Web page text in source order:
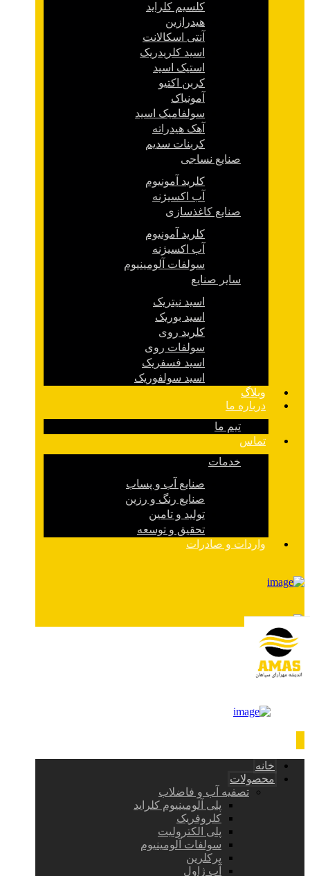
کلسیم کلراید
هیدرازین
آنتی اسکالانت
اسید کلریدریک
استیک اسید
کربن اکتیو
آمونیاک
سولفامیک اسید
آهک هیدراته
کربنات سدیم
صنایع نساجی
کلرید آمونیوم
آب اکسیژنه
صنایع کاغذسازی
کلرید آمونیوم
آب اکسیژنه
سولفات آلومینیوم
سایر صنایع
اسید نیتریک
اسید بوریک
کلرید روی
سولفات روی
اسید فسفریک
اسید سولفوریک
وبلاگ
درباره ما
تیم ما
تماس
خدمات
صنایع آب و پساب
صنایع رنگ و رزین
تولید و تامین
تحقیق و توسعه
واردات و صادرات
خانه
محصولات
تصفیه آب و فاضلاب
پلی آلومینیوم کلراید
کلروفریک
پلی الکترولیت
سولفات آلومینیوم
پرکلرین
آب ژاول